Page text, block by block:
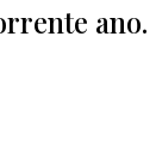
ano.